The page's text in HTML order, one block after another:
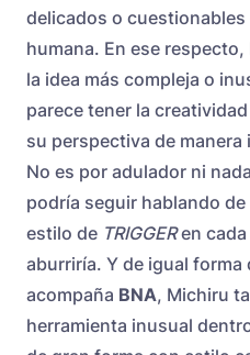
delicados o
humana. En ese respecto,
la idea más compleja o
parece tener la
su perspectiva de
No es por adulador ni
podría seguir hablando
estilo de TRIGGERen cada
aburriría. Y de igual forma
acompaña BNA, Michiru
herramienta inusual